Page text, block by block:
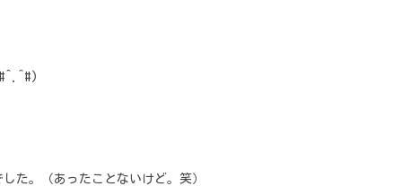
た。（あったことないけど。笑）